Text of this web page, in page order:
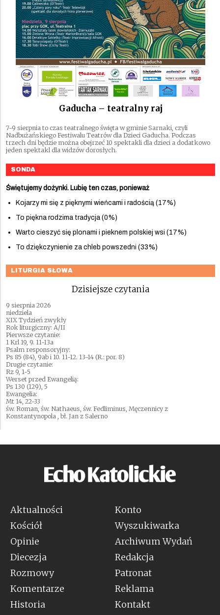
Gaducha – teatralny raj
7-9 sierpnia to czas teatralnego święta w gminie Sarnaki, czyli
Nadbużańskiego Festiwalu Teatrów dla Dzieci Gaducha. Podczas
trzech dni będzie można obejrzeć 10 spektakli dla dzieci a dodatkowo
jeden spektakl dla widzów dorosłych.
SONDA
Świętujemy dożynki. Lubię ten czas, ponieważ
Kojarzy mi się z pięknymi wieńcami i radością (17%)
To piękna rodzima tradycja (0%)
Warto cieszyć się plonami i pieknem polskiej wsi (17%)
To dziękczynienie za chleb powszedni (33%)
LITURGIA SŁOWA
Dzisiejsze czytania
9 sierpnia 2026
niedziela
XIX Tydzień zwykły
Rok liturgiczny: A/II
Pierwsze czytanie:
1 Krl 19, 9. 11-13a
Psalm responsoryjny:
Ps 85 (84), 9ab i 10. 11-12. 13-14 (R.: por. 8)
Drugie czytanie:
Rz 9, 1-5
Werset przed Ewangelią:
Ps 130 (129), 5
Ewangelia:
Mt 14, 22-33
św. Roman, św. Nathaeus, św. Fedliminus, Męczennicy z
Konstantynopola , bł. Jan z Salerno
Aktualności
Kościół
Opinie
Diecezja
Rozmowy
Komentarze
Historia
Konto
Wyszukiwarka
Archiwum Wydań
Redakcja
Patronat
Reklama
Kontakt